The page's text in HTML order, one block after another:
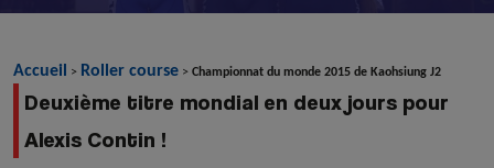
Accueil > Roller course > Championnat du monde 2015 de Kaohsiung J2
Deuxième titre mondial en deux jours pour
Alexis Contin !